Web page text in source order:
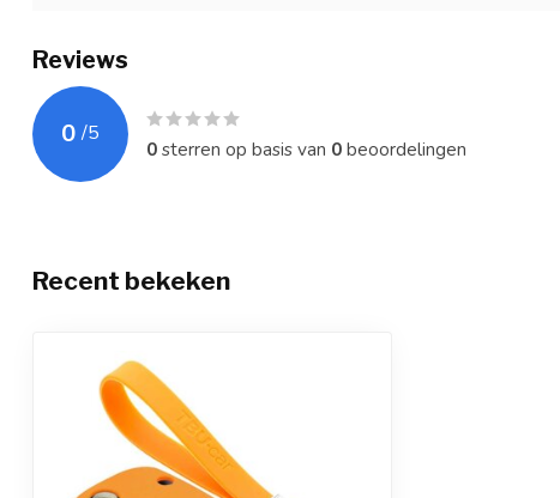
Reviews
0 /5
0sterren op basis van 0beoordelingen
Recent bekeken